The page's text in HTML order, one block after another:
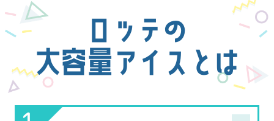
ロッテの
大容量アイスとは